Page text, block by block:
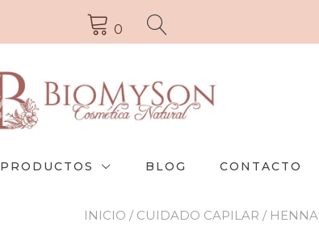
0
PRODUCTOS BLOG CONTACTO
INICIO / CUIDADO CAPILAR / HENNA